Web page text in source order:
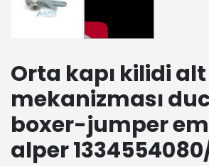
Orta kapı kilidi alt
mekanizması
boxer-jumper
alper